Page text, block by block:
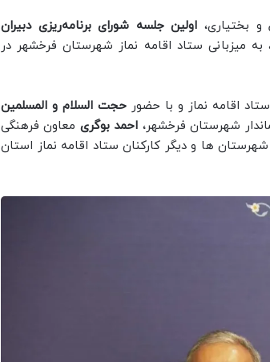
بختیاری، اولین جلسه شورای برنامه‌ریزی دبیران
به میزبانی ستاد اقامه نماز شهرستان فرخشهر در
اقامه نماز و با حضور حجت السلام و المسلمین
شهرستان فرخشهر، احمد بوگری معاون فرهنگی
ها و دیگر کارکنان ستاد اقامه نماز استان